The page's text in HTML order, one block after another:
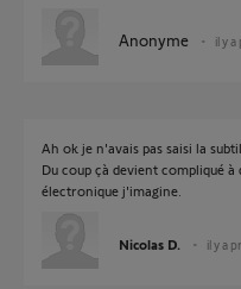
Anonyme il y
Ah ok je n'avais pas saisi la
Du coup çà devient compliqué
électronique j'imagine.
Nicolas D. il y a